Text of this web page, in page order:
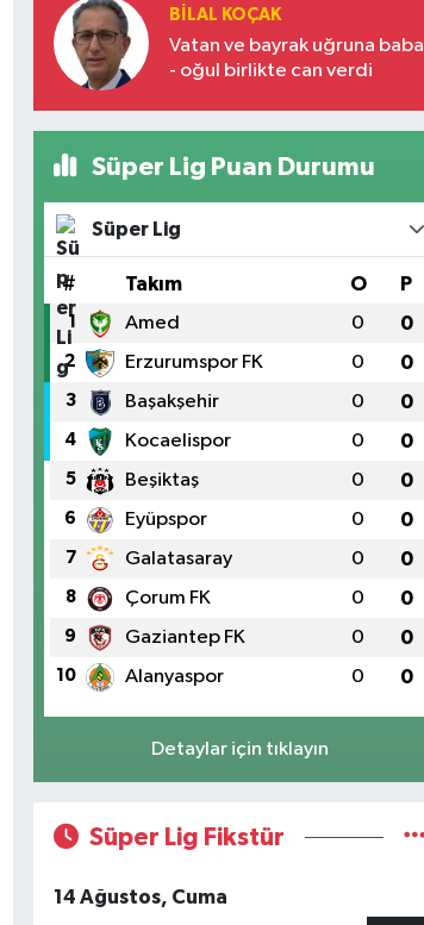
BILAL KOÇAK
Vatan ve bayrak uğruna baba
- oğul birlikte can verdi
Süper Lig Puan Durumu
Süper Lig
# Takım O P
1 Amed 0 0
2 Erzurumspor FK 0 0
3 Başakşehir 0 0
4 Kocaelispor 0 0
5 Beşiktaş 0 0
6 Eyüpspor 0 0
7 Galatasaray 0 0
8 Çorum FK 0 0
9 Gaziantep FK 0 0
10 Alanyaspor 0 0
Detaylar için tıklayın
Süper Lig Fikstür
14 Ağustos, Cuma